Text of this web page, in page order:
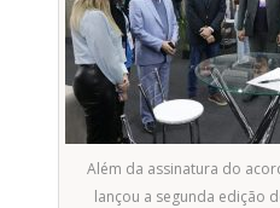
Além da assinatura do
lançou a segunda edição